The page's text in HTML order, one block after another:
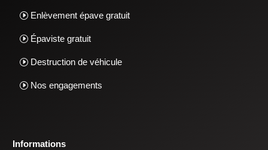
Enlèvement épave gratuit
Épaviste gratuit
Destruction de véhicule
Nos engagements
Informations